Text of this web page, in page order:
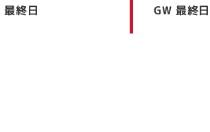
最終日 GW 最終日